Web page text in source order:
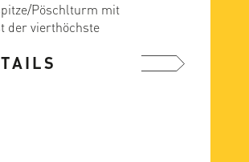
Pöschlturm mit
der vierthöchste
und zeichnet ...